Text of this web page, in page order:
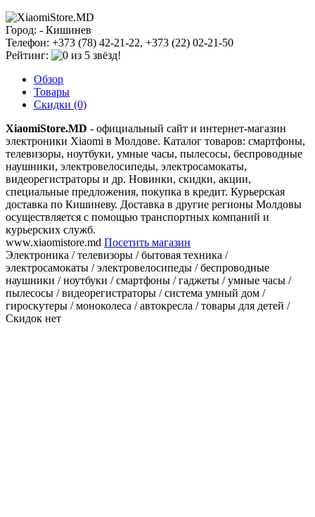
Город: - Кишинев
Телефон: +373 (78) 42-21-22, +373 (22) 02-21-50
Рейтинг:
Обзор
Товары
Скидки (0)
XiaomiStore.MD - официальный сайт и интернет-магазин
электроники Xiaomi в Молдове. Каталог товаров: смартфоны,
телевизоры, ноутбуки, умные часы, пылесосы, беспроводные
наушники, электровелосипеды, электросамокаты,
видеорегистраторы и др. Новинки, скидки, акции,
специальные предложения, покупка в кредит. Курьерская
доставка по Кишиневу. Доставка в другие регионы Молдовы
осуществляется с помощью транспортных компаний и
курьерских служб.
www.xiaomistore.md Посетить магазин
Электроника / телевизоры / бытовая техника /
электросамокаты / электровелосипеды / беспроводные
наушники / ноутбуки / смартфоны / гаджеты / умные часы /
пылесосы / видеорегистраторы / система умный дом /
гироскутеры / моноколеса / автокресла / товары для детей /
Скидок нет